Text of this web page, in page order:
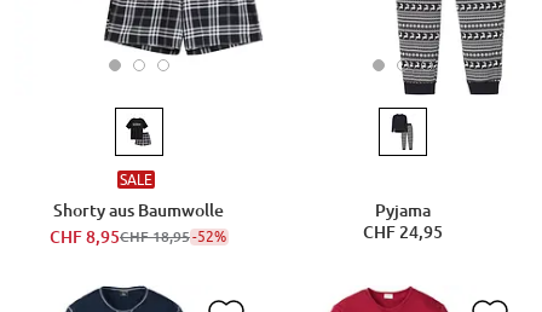
SALE
Shorty aus Baumwolle
CHF 8,95CHF 18,95-52%
Pyjama
CHF 24,95